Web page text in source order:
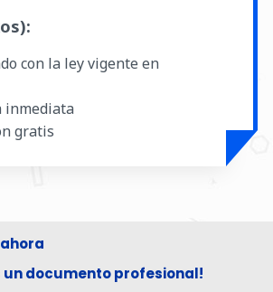
con la ley vigente en
inmediata
gratis
un documento profesional!